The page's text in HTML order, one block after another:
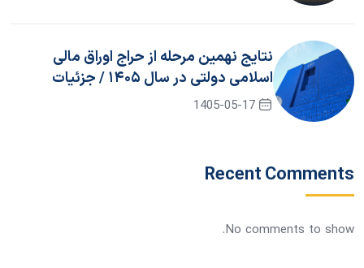
نتایج نهمین مرحله از حراج اوراق مالی
اسلامی دولتی در سال ۱۴۰۵ / جزئیات
برگزاری حراج دهم
1405-05-17
Recent Comments
No comments to show.